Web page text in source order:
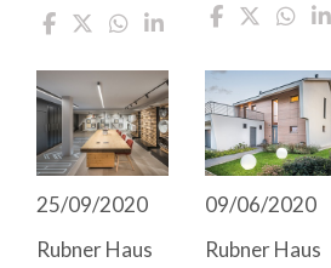
25/09/2020
Rubner Haus
09/06/2020
Rubner Haus